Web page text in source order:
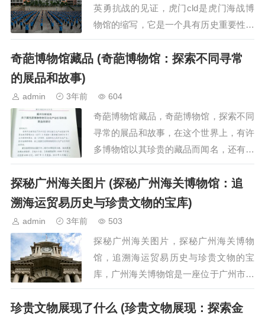
英勇抗战的见证，虎门cld是虎门海战博
物馆的缩写，它是一个具有历史重要性的
地方，见证了一场英勇的抗战，这个博物
馆以其丰富的历史文物和生动的展示方式
奇葩博物馆藏品 (奇葩博物馆：探索不同寻常
的展品和故事)
admin 3年前 604
奇葩博物馆藏品，奇葩博物馆，探索不同
寻常的展品和故事，在这个世界上，有许
多博物馆以其珍贵的藏品而闻名，还有一
些奇葩博物馆，它们以其独特和不同寻常
的展品而吸引人们的注意，这些博物馆收
藏了各种奇特的物品，…
探秘广州海关图片 (探秘广州海关博物馆：追
溯海运贸易历史与珍贵文物的宝库)
admin 3年前 503
探秘广州海关图片，探秘广州海关博物
馆，追溯海运贸易历史与珍贵文物的宝
库，广州海关博物馆是一座位于广州市的
历史悠久、文化丰富的博物馆，该博物馆
以其丰富的珍贵文物和生动的展览内容而
珍贵文物展现了什么 (珍贵文物展现：探索金